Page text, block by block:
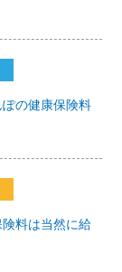
の健康保険料
料は当然に給